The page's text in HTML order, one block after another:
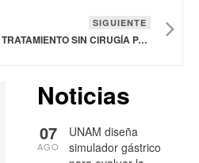
SIGUIENTE
LLEGA A MÉXICO EL PRIMER TRATAMIENTO SIN CIRUGÍA PARA EL PARKINSON Y TEMBLOR ESENCIAL
Noticias
UNAM diseña
simulador gástrico
07
AGO